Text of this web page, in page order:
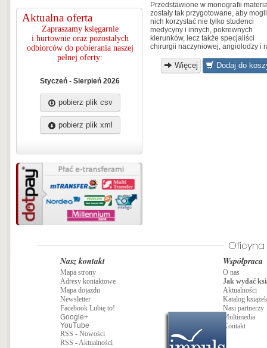
Aktualna oferta
Zapraszamy księgarnie
i hurtownie oraz pozostałych
odbiorców do pobierania naszej
pełnej oferty:
Styczeń - Sierpień 2026
pobierz plik csv
pobierz plik xml
Przedstawione w monografii
zostały tak przygotowane, aby
nich korzystać nie tylko studenci
medycyny i innych, pokrewnych
kierunków, lecz także specjaliści
chirurgii naczyniowej, angiolodzy i
Więcej Dodaj do
Nasz kontakt
Mapa strony
Adresy kontaktowe
Mapa dojazdu
Newsletter
Facebook Lubię to!
Google+
YouTube
RSS - Nowości
RSS - Aktualności
Współpraca
O nas
Jak wydać
Aktualności
Katalog książek
Nasi partnerzy
Multimedia
Kontakt